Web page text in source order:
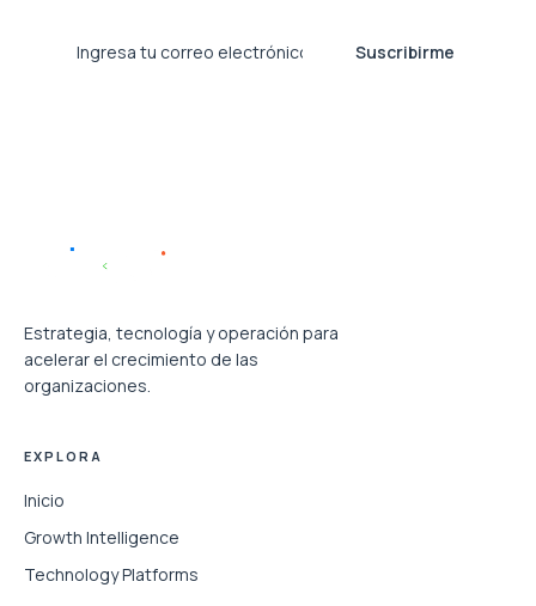
Suscribirme
Estrategia, tecnología y operación para
acelerar el crecimiento de las
organizaciones.
EXPLORA
Inicio
Growth Intelligence
Technology Platforms